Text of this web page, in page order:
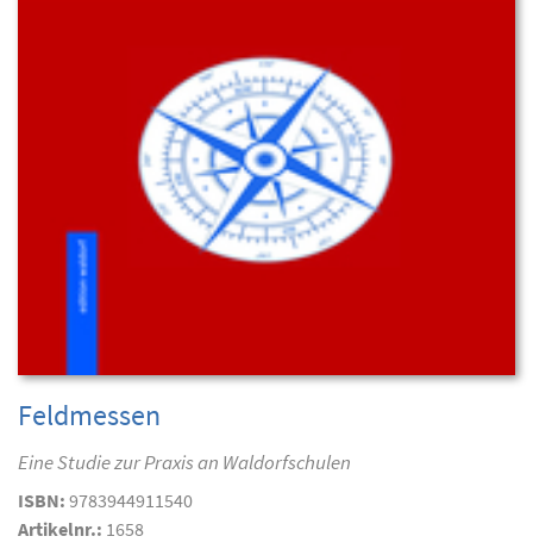
Feldmessen
Eine Studie zur Praxis an Waldorfschulen
ISBN: 9783944911540
Artikelnr.: 1658